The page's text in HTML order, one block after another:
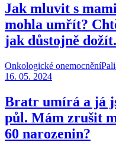
Jak mluvit s
mohla umřít?
jak důstojně dožít.
Onkologické onemocnění
16. 05. 2024
Bratr umírá a já
půl. Mám zrušit
60 narozenin?